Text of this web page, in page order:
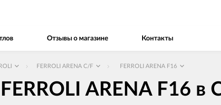
Отзывы о магазине Контакты
FERROLI ARENA C/F FERROLI ARENA F16
ARENA F16 в